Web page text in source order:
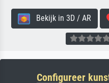
Bekijk in 3D / AR
Configureer